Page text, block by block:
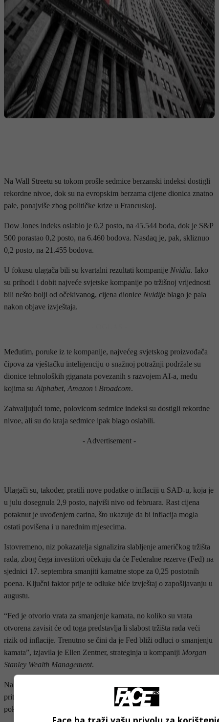
Na Wall Streetu su tokom prošle sedmice berzanski indeksi dostigli
rekordne nivoe, dok su na evropskim berzama cijene dionica znatno
pale, ponajviše zbog političke krize u Francuskoj.
Dow Jones indeks oslabio je 0,2 posto, na 45.544 boda, dok je S&P
500 porastao 0,2 posto, na 6.460 bodova. Nasdaq je, pak, skliznuo
0,2 posto, na 21.455 bodova.
U fokusu ulagača bili su kvartalni rezultati kompanije Nvidia. Iako
su prihodi i dobit najveće svjetske kompanije po tržišnoj vrijednosti
bili nešto bolji od očekivanog, cijena dionice Nvidije blago je pala
nakon objave izvještaja.
Međutim, poruke iz te kompanije, najvećeg svjetskog proizvođača
čipova za vještačku inteligenciju o snažnoj potražnji podržale su
dionice tehnoloških giganata povezanih s razvojem AI-a, među
kojima su Alphabet, Amazon i Broadcom.
Zahvaljujući tome, polovicom sedmice indeksi su dostigli rekordne
nivoe, ali su do kraja sedmice ipak blago oslabili.
- Advertisement -
Ulagači su, također, pratili nove podatke o inflaciji u SAD-u, koja je
u julu dosegnula 2,9 posto, najviši nivo od februara. Rast cijena
potaknut je uvođenjem carina, što ukazuje da bi inflacija mogla
ostati povišena i u narednim mjesecima.
Istovremeno, niz pokazatelja signalizira slabljenje američkog tržišta
rada, zbog čega investitori očekuju da će Federalne rezerve (Fed) na
sjednici 17. septembra smanjiti kamatne stope za 0,25 postotnih
poena. Ključni faktor prije te odluke biće izvještaj o zapošljavanju u
augustu.
“Fed je otvorio vrata za smanjenje kamata, no koliko su vrata
otvorena zavisit će od toga predstavlja li slabost tržišta rada veći
rizik od inflacije. Trenutno se čini da je Fed bliži odluci o smanjenju
kamata”, izjavila je Ellen Zentner, strateginja u kompaniji Morgan
Stanley Wealth Management.
Na evropskim tržištima cijene dionica prošle sedmice pale su pod
pritiskom političke krize u Francuskoj, gdje manjinska vlada
pokušava provesti značajne mjere štednje u državnom budžetu.